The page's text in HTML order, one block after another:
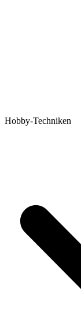
Hobby-Techniken